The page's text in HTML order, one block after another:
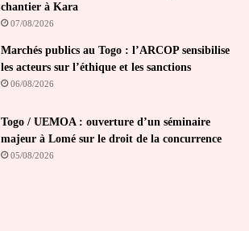
chantier à Kara
07/08/2026
Marchés publics au Togo : l’ARCOP sensibilise
les acteurs sur l’éthique et les sanctions
06/08/2026
Togo / UEMOA : ouverture d’un séminaire
majeur à Lomé sur le droit de la concurrence
05/08/2026